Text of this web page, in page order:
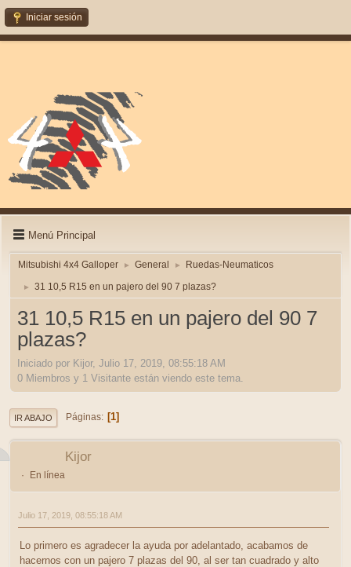
Iniciar sesión
Menú Principal
Mitsubishi 4x4 Galloper ► General ► Ruedas-Neumaticos
► 31 10,5 R15 en un pajero del 90 7 plazas?
31 10,5 R15 en un pajero del 90 7
plazas?
Iniciado por Kijor, Julio 17, 2019, 08:55:18 AM
0 Miembros y 1 Visitante están viendo este tema.
IR ABAJO Páginas 1
Kijor
En línea
Julio 17, 2019, 08:55:18 AM
Lo primero es agradecer la ayuda por adelantado, acabamos de
hacernos con un pajero 7 plazas del 90, al ser tan cuadrado y alto